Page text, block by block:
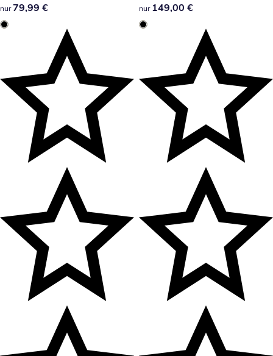
79,99 €
nur 79,99 € 149,00 €
nur 149,00 €